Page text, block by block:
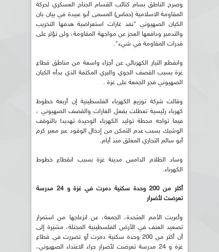
وصرح الناطق بسام كتائب القسام الجناح العسكري لحركة
المقاومة الاسلامية (حماس) المسمى أبو عبيدة في بيان بان
الكيان الصهيوني "نفذ غارات استعراضية هدفها التخريب
والتدمير ودافعها العجز عن مواجهة المقاومة، ولن تؤثر على
قدرات المقاومة في شيء".
وانقطع التيار الكهربائي عن أجزاء واسعة من مناطق قطاع
غزة بسبب القصف الجوي والبري المكثفة الذي بدأه الكيان
الصهيوني فجر الجمعة على غزة .
وقالت شركة توزيع الكهرباء الفلسطينية إن أربعة خطوط
كهرباء رئيسية تعطلت بفعل الغارات والقصف الصهيوني ،
فيما تواجه محطة توليد الكهرباء الوحيدة تهديدا بالتوقف
الوشيك بسبب عدم التمكن من إدخال الوقود عبر معبر كرم
أبو سالم التجاري المغلق منذ أيام.
وساد الظلام الدامس مدينة غزة بسبب انقطاع خطوط
الكهرباء.
أكثر من 200 وحدة سكنية دمرت في غزة و 24 مدرسة
تعرضت لأضرار
وأعربت الأمم المتحدة، الجمعة، عن انزعاجها من استمرار
تصعيد العنف في الأرض الفلسطينية المحتلة، مشيرة إلى
أن أكثر من 200 وحدة سكنية دمرت أو تضررت في قطاع
غزة و 24 مدرسة تعرضت لأضرار جراء الاعتداء الصهيوني،